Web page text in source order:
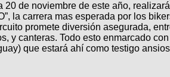
20 de noviembre de este año,
la carrera mas esperada por los
promete diversión asegurada,
y canteras. Todo esto enmarcado
que estará ahí como testigo